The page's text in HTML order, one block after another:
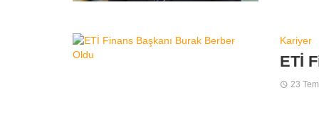
Kariyer
ETİ
23